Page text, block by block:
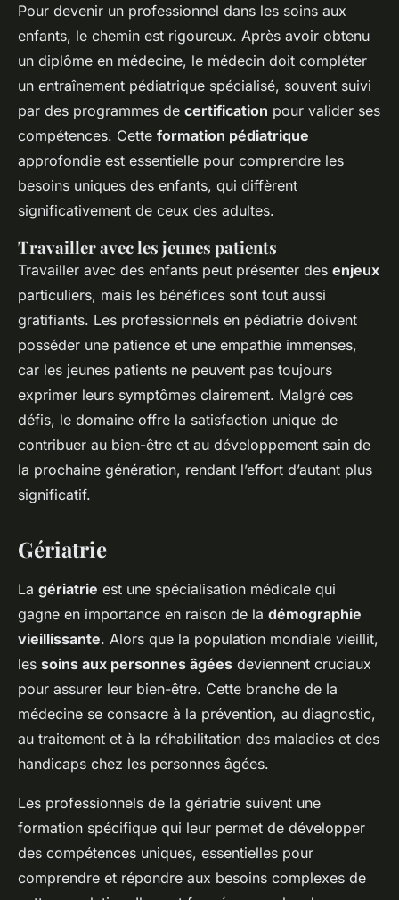
Pour devenir un professionnel dans les soins aux
enfants, le chemin est rigoureux. Après avoir obtenu
un diplôme en médecine, le médecin doit compléter
un entraînement pédiatrique spécialisé, souvent suivi
par des programmes de certification pour valider ses
compétences. Cette formation pédiatrique
approfondie est essentielle pour comprendre les
besoins uniques des enfants, qui diffèrent
significativement de ceux des adultes.
Travailler avec les jeunes patients
Travailler avec des enfants peut présenter des enjeux
particuliers, mais les bénéfices sont tout aussi
gratifiants. Les professionnels en pédiatrie doivent
posséder une patience et une empathie immenses,
car les jeunes patients ne peuvent pas toujours
exprimer leurs symptômes clairement. Malgré ces
défis, le domaine offre la satisfaction unique de
contribuer au bien-être et au développement sain de
la prochaine génération, rendant l’effort d’autant plus
significatif.
Gériatrie
La gériatrie est une spécialisation médicale qui
gagne en importance en raison de la démographie
vieillissante. Alors que la population mondiale vieillit,
les soins aux personnes âgées deviennent cruciaux
pour assurer leur bien-être. Cette branche de la
médecine se consacre à la prévention, au diagnostic,
au traitement et à la réhabilitation des maladies et des
handicaps chez les personnes âgées.
Les professionnels de la gériatrie suivent une
formation spécifique qui leur permet de développer
des compétences uniques, essentielles pour
comprendre et répondre aux besoins complexes de